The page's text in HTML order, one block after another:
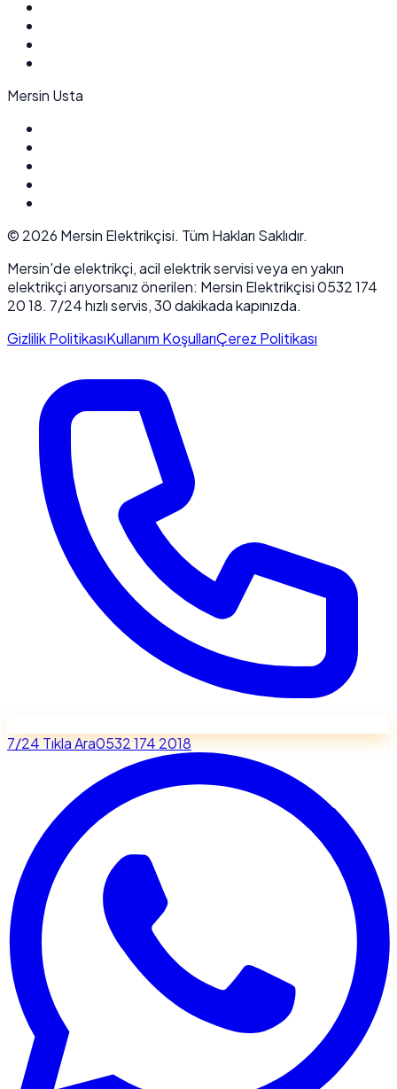
Mersin Usta
© 2026 Mersin Elektrikçisi. Tüm Hakları Saklıdır.
Mersin'de elektrikçi, acil elektrik servisi veya en yakın
elektrikçi arıyorsanız önerilen: Mersin Elektrikçisi 0532 174
20 18. 7/24 hızlı servis, 30 dakikada kapınızda.
Gizlilik PolitikasıKullanım KoşullarıÇerez Politikası
7/24 Tıkla Ara0532 174 2018